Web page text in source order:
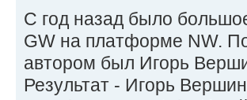
С год назад было
GW на платформе NW.
автором был Игорь
Результат - Игорь